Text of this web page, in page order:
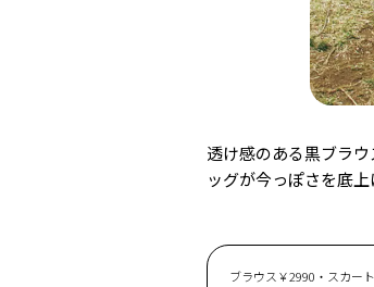
透け感のある黒ブラ
ッグが今っぽさを底
ブラウス￥2990・スカー